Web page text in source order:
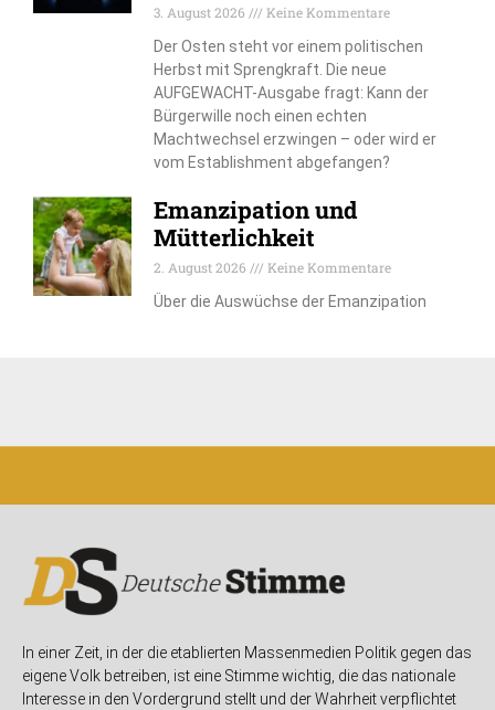
3. August 2026
Keine Kommentare
Der Osten steht vor einem politischen
Herbst mit Sprengkraft. Die neue
AUFGEWACHT-Ausgabe fragt: Kann der
Bürgerwille noch einen echten
Machtwechsel erzwingen – oder wird er
vom Establishment abgefangen?
Emanzipation und
Mütterlichkeit
2. August 2026
Keine Kommentare
Über die Auswüchse der Emanzipation
In einer Zeit, in der die etablierten Massenmedien Politik gegen das
eigene Volk betreiben, ist eine Stimme wichtig, die das nationale
Interesse in den Vordergrund stellt und der Wahrheit verpflichtet